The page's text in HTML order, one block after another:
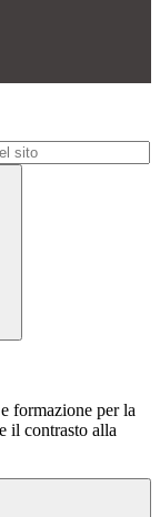
formazione per la
il contrasto alla